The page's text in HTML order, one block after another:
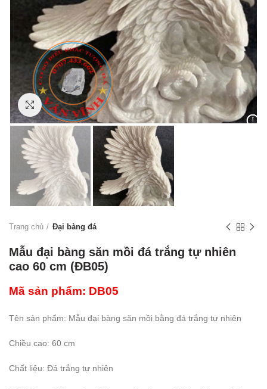
Click to enlarge
Trang chủ Đại bàng đá
Mẫu đại bàng săn mồi đá trắng tự nhiên
cao 60 cm (ĐB05)
Mã sản phẩm: DB05
Tên sản phẩm: Mẫu đại bàng săn mồi bằng đá trắng tự nhiên
Chiều cao: 60 cm
Chất liệu: Đá trắng tự nhiên